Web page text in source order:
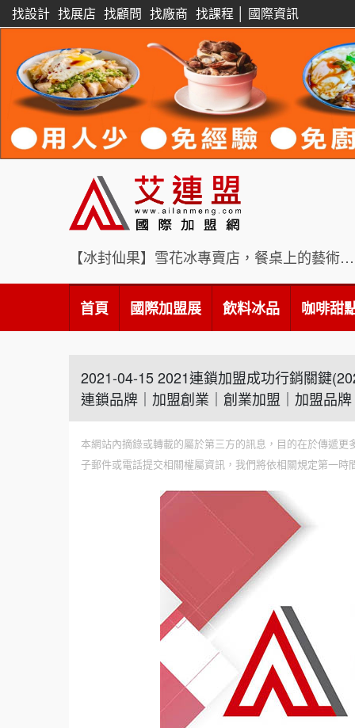
找設計 找展店 找顧問 找廠商 找課程 國際資訊
【冰封仙果】雪花冰專賣店，餐桌上的藝術饗宴
首頁 國際加盟展 飲料冰品 咖啡甜
2021-04-15 2021連鎖加盟成功行銷關鍵
連鎖品牌｜加盟創業｜創業加盟｜加盟品
本網站內摘錄或轉載的屬於第三方的訊息，目的在於傳遞
子郵件或電話提交相關權屬資訊，我們將依相關規定第一時